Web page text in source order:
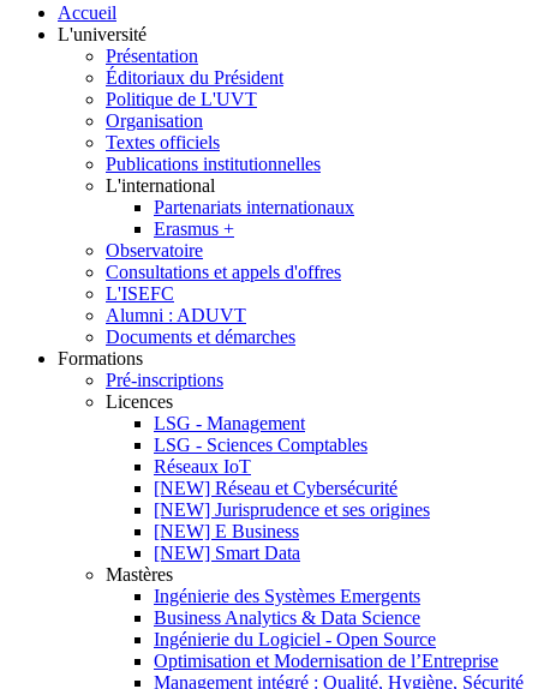
Accueil
L'université
Présentation
Éditoriaux du Président
Politique de L'UVT
Organisation
Textes officiels
Publications institutionnelles
L'international
Partenariats internationaux
Erasmus +
Observatoire
Consultations et appels d'offres
L'ISEFC
Alumni : ADUVT
Documents et démarches
Formations
Pré-inscriptions
Licences
LSG - Management
LSG - Sciences Comptables
Réseaux IoT
[NEW] Réseau et Cybersécurité
[NEW] Jurisprudence et ses origines
[NEW] E Business
[NEW] Smart Data
Mastères
Ingénierie des Systèmes Emergents
Business Analytics & Data Science
Ingénierie du Logiciel - Open Source
Optimisation et Modernisation de l’Entreprise
Management intégré : Qualité, Hygiène, Sécurité